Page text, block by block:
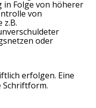
Folge von höherer
von
z.B.
oder
erfolgen. Eine
Schriftform.